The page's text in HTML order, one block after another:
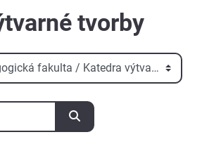
tvorby
Vyhledat kurzy